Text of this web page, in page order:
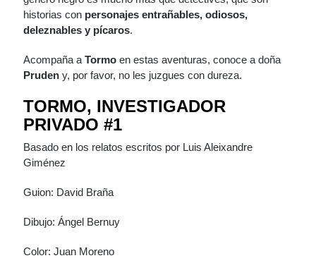
historias con personajes entrañables, odiosos,
deleznables y pícaros.
Acompaña aTormo en estas aventuras, conoce a doña
Pruden y, por favor, no les juzgues con dureza.
TORMO, INVESTIGADOR
PRIVADO #1
Basado en los relatos escritos por Luis Aleixandre
Giménez
Guion: David Braña
Dibujo: Ángel Bernuy
Color: Juan Moreno